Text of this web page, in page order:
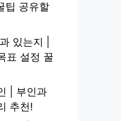
팁 공유할
있는지 |
표 설정 꿀
| 부인과
추천!